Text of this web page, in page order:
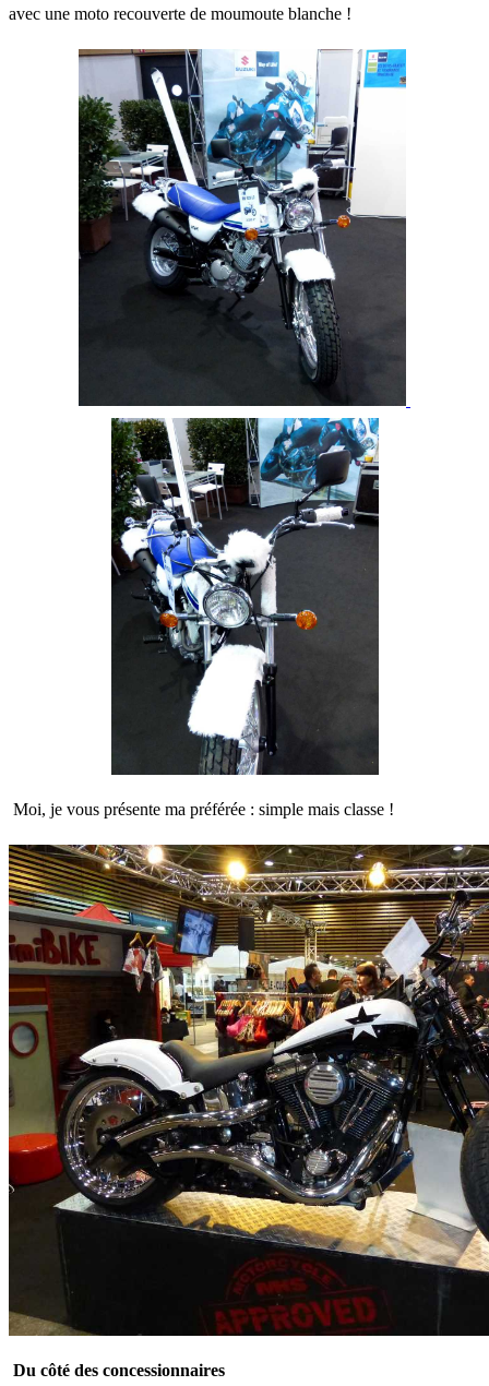
avec une moto recouverte de moumoute blanche !
Moi, je vous présente ma préférée : simple mais classe !
Du côté des concessionnaires